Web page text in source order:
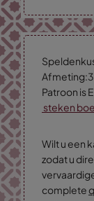
Patroon is
steken
Wilt u een
zodat u
complete